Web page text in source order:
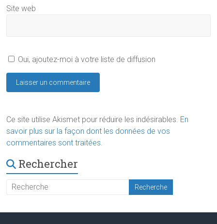
Site web
Oui, ajoutez-moi à votre liste de diffusion
Ce site utilise Akismet pour réduire les indésirables. En
savoir plus sur la façon dont les données de vos
commentaires sont traitées.
Rechercher